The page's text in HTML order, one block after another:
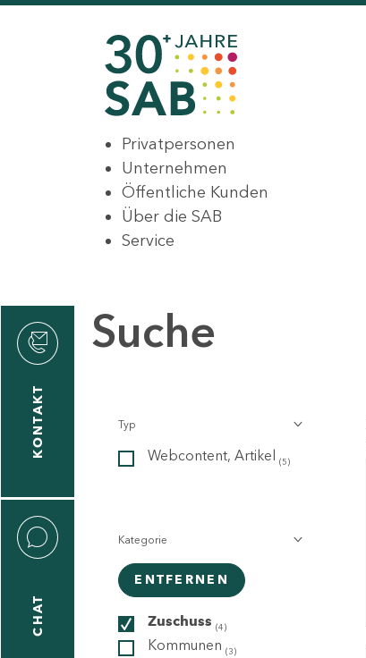
Privatpersonen
Unternehmen
Öffentliche Kunden
Über die SAB
Service
KONTAKT
CHAT
Suche
Typ
Webcontent, Artikel (5)
Kategorie
ENTFERNEN
Zuschuss (4)
Kommunen (3)